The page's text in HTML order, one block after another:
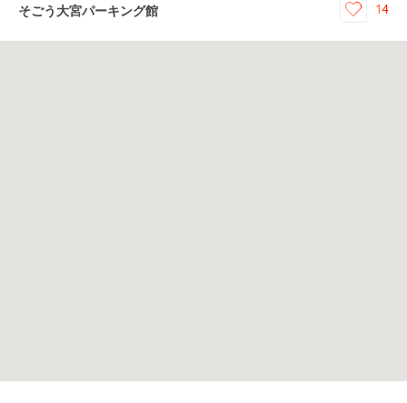
そごう大宮パーキング館 14